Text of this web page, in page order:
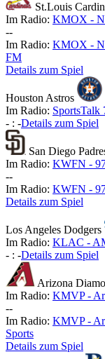
St.Louis
Im Radio: KMOX -
--
Im Radio: KMOX -
FM
Details zum Spiel
Houston Astros
Im Radio: SportsTalk
- : -Details zum Spiel
San Diego
Im Radio: KWFN -
--
Im Radio: KWFN -
Details zum Spiel
Los Angeles Dodgers
Im Radio: KLAC -
- : -Details zum Spiel
Arizona
Im Radio: KMVP -
--
Im Radio: KMVP -
Sports
Details zum Spiel